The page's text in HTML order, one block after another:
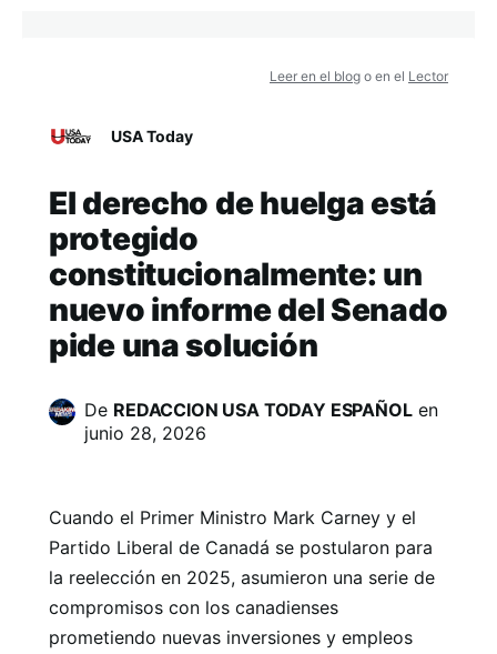
Leer en el blog o en el Lector
USA Today
El derecho de huelga está
protegido
constitucionalmente: un
nuevo informe del Senado
pide una solución
De REDACCION USA TODAY ESPAÑOLen
junio 28, 2026
Cuando el Primer Ministro Mark Carney y el
Partido Liberal de Canadá se postularon para
la reelección en 2025, asumieron una serie de
compromisos con los canadienses
prometiendo nuevas inversiones y empleos